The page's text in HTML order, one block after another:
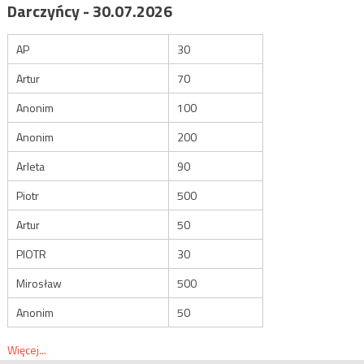
Darczyńcy - 30.07.2026
AP
30
Artur
70
Anonim
100
Anonim
200
Arleta
90
Piotr
500
Artur
50
PIOTR
30
Mirosław
500
Anonim
50
Więcej...